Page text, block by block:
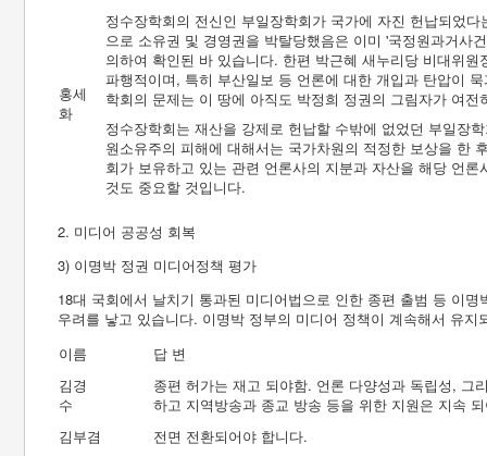
홍세
화
정수장학회의 전신인 부일장학회가 국가에 자진 헌납되었
으로 소유권 및 경영권을 박탈당했음은 이미 '국정원과거사
의하여 확인된 바 있습니다. 한편 박근혜 새누리당 비대위
파행적이며, 특히 부산일보 등 언론에 대한 개입과 탄압이
학회의 문제는 이 땅에 아직도 박정희 정권의 그림자가 여
정수장학회는 재산을 강제로 헌납할 수밖에 없었던 부일장
원소유주의 피해에 대해서는 국가차원의 적정한 보상을 한
회가 보유하고 있는 관련 언론사의 지분과 자산을 해당 언
것도 중요할 것입니다.
2. 미디어 공공성 회복
3) 이명박 정권 미디어정책 평가
18대 국회에서 날치기 통과된 미디어법으로 인한 종편 출범 등 이
우려를 낳고 있습니다. 이명박 정부의 미디어 정책이 계속해서 유지
이름
답 변
김경
수
종편 허가는 재고 되야함. 언론 다양성과 독립성, 그
하고 지역방송과 종교 방송 등을 위한 지원은 지속
김부겸
전면 전환되어야 합니다.